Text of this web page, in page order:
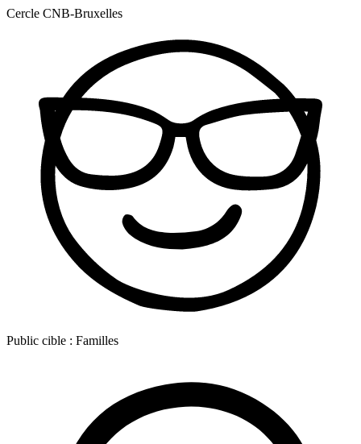
Cercle CNB-Bruxelles
Public cible : Familles